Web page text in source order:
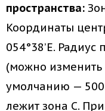
пространства:
Координаты
054°38’E.
(можно изменить
умолчанию —
лежит зона С.